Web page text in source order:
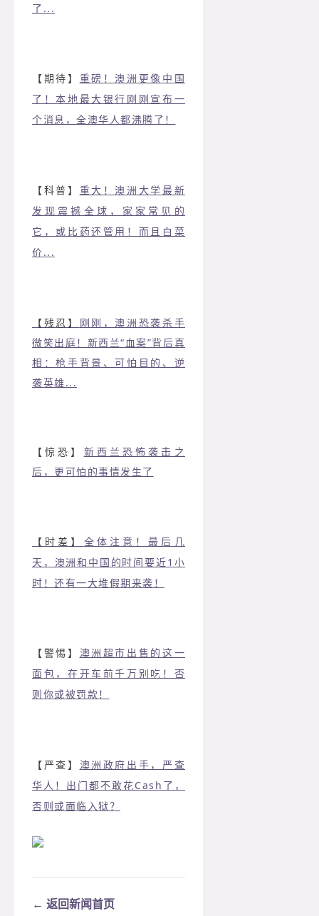
了...
【期待】 重磅！澳洲更像中国
了！本地最大银行刚刚宣布一
个消息，全澳华人都沸腾了！
【科普】 重大！澳洲大学最新
发现震撼全球，家家常见的
它，或比药还管用！而且白菜
价...
【残忍】 刚刚，澳洲恐袭杀手
微笑出庭！新西兰“血案”背后真
相：枪手背景、可怕目的、逆
袭英雄...
【惊恐】 新西兰恐怖袭击之
后，更可怕的事情发生了
【时差】 全体注意！最后几
天，澳洲和中国的时间要近1小
时！还有一大堆假期来袭！
【警惕】 澳洲超市出售的这一
面包，在开车前千万别吃！否
则你或被罚款！
【严查】 澳洲政府出手，严查
华人！出门都不敢花Cash了，
否则或面临入狱？
← 返回新闻首页